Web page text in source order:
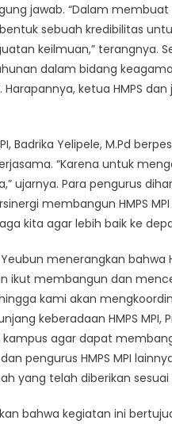
jawab. “Dalam
sebuah kredibilitas
keilmuan,” terangnya.
dalam bidang
ketua HMPS
Badrika Yelipele, M.Pd
“Karena untuk
ujarnya. Para pengurus
membangun HMPS
kita agar lebih baik ke
menerangkan bahwa
ikut membangun dan
kami akan
keberadaan HMPS MPI,
agar dapat
pengurus HMPS MPI
yang telah diberikan
bahwa kegiatan ini